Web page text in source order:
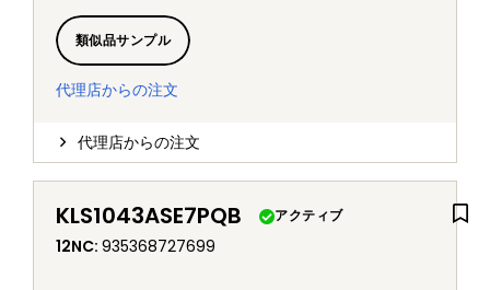
類似品サンプル
代理店からの注文
代理店からの注文
KLS1043ASE7PQB アクティブ
12NC: 935368727699